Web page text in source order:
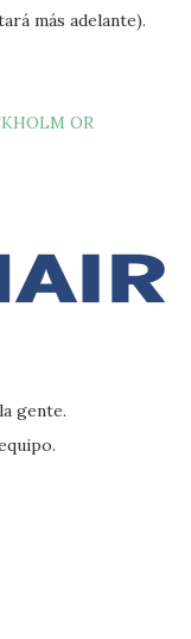
más adelante).
OR
gente.